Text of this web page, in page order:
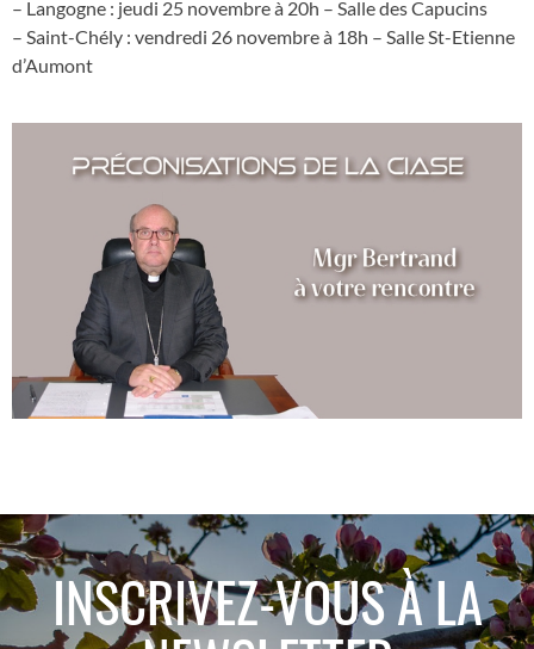
– Langogne : jeudi 25 novembre à 20h – Salle des Capucins
– Saint-Chély : vendredi 26 novembre à 18h – Salle St-Etienne
d’Aumont
INSCRIVEZ-VOUS À LA